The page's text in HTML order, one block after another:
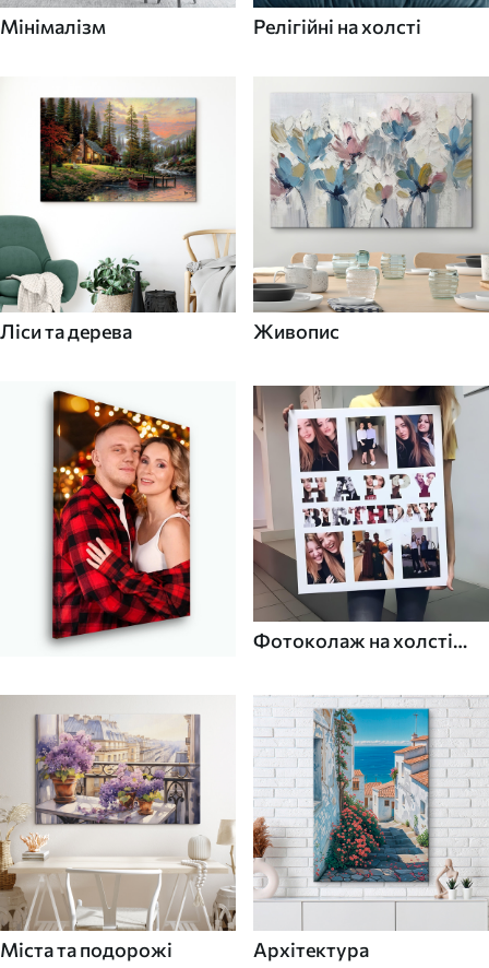
Мінімалізм Релігійні на холсті
Ліси та дерева Живопис
Фотоколаж на холсті
Міста та подорожі Архітектура